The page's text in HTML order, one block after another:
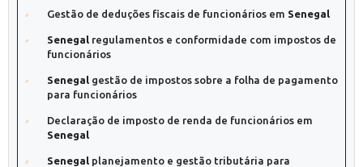
Gestão de deduções fiscais de funcionários em Senegal
Senegal regulamentos e conformidade com impostos de
funcionários
Senegal gestão de impostos sobre a folha de pagamento
para funcionários
Declaração de imposto de renda de funcionários em
Senegal
Senegal planejamento e gestão tributária para